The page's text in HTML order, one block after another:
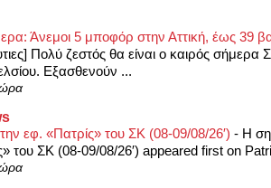
Άνεμοι 5 μποφόρ στην Αττική, έως 39
Πολύ ζεστός θα είναι ο καιρός
Εξασθενούν ...
εφ. «Πατρίς» του ΣΚ (08-09/08/26′) - Η
του ΣΚ (08-09/08/26′) appeared first on